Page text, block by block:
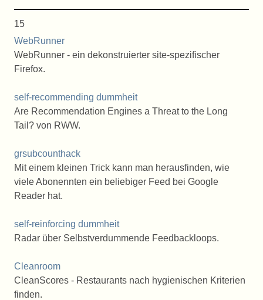
15
WebRunner
WebRunner - ein dekonstruierter site-spezifischer
Firefox.
self-recommending dummheit
Are Recommendation Engines a Threat to the Long
Tail? von RWW.
grsubcounthack
Mit einem kleinen Trick kann man herausfinden, wie
viele Abonennten ein beliebiger Feed bei Google
Reader hat.
self-reinforcing dummheit
Radar über Selbstverdummende Feedbackloops.
Cleanroom
CleanScores - Restaurants nach hygienischen Kriterien
finden.